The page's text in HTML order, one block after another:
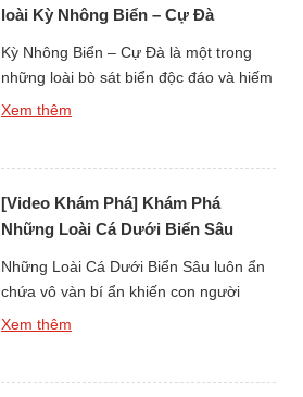
loài Kỳ Nhông Biển – Cự Đà
Kỳ Nhông Biển – Cự Đà là một trong
những loài bò sát biển độc đáo và hiếm
hoi trên thế giới, thu hút sự chú ý không
các loài động […]
Xem thêm
[Video Khám Phá] Khám Phá
Những Loài Cá Dưới Biển Sâu
Những Loài Cá Dưới Biển Sâu luôn ẩn
chứa vô vàn bí ẩn khiến con người
không khỏi tò mò, đặc biệt là tiếng kêu
Xem thêm